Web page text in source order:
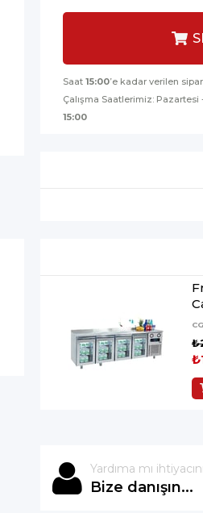
Saat 15:00’e kadar verilen
Çalışma Saatlerimiz: Pazartesi
15:00
Yardıma mı
Bize danışın...